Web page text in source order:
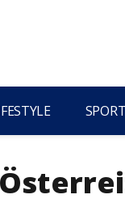
SPORT